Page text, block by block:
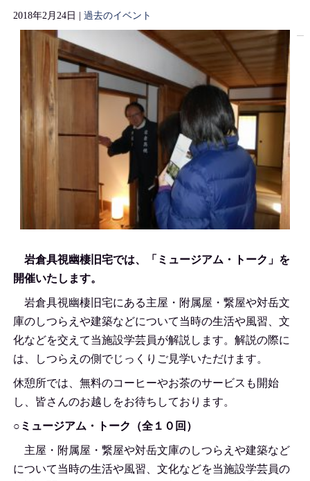
2018年2月24日 | 過去のイベント
岩倉具視幽棲旧宅では、「ミュージアム・トーク」を
開催いたします。
岩倉具視幽棲旧宅にある主屋・附属屋・繋屋や対岳文
庫のしつらえや建築などについて当時の生活や風習、文
化などを交えて当施設学芸員が解説します。解説の際に
は、しつらえの側でじっくりご見学いただけます。
休憩所では、無料のコーヒーやお茶のサービスも開始
し、皆さんのお越しをお待ちしております。
○ミュージアム・トーク（全１０回）
主屋・附属屋・繋屋や対岳文庫のしつらえや建築など
について当時の生活や風習、文化などを当施設学芸員の